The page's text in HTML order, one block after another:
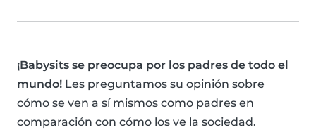
¡Babysits se preocupa por los padres de todo el
mundo! Les preguntamos su opinión sobre
cómo se ven a sí mismos como padres en
comparación con cómo los ve la sociedad.